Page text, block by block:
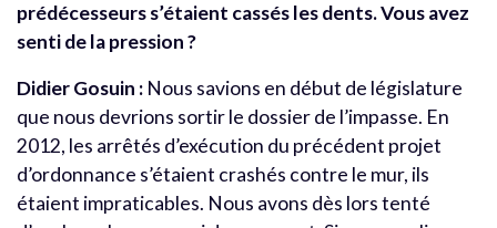
prédécesseurs s’étaient cassés les dents. Vous avez
senti de la pression ?
Didier Gosuin : Nous savions en début de législature
que nous devrions sortir le dossier de l’impasse. En
2012, les arrêtés d’exécution du précédent projet
d’ordonnance s’étaient crashés contre le mur, ils
étaient impraticables. Nous avons dès lors tenté